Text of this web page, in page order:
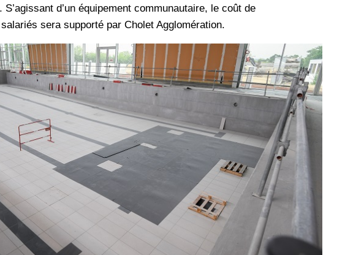
d’un équipement communautaire, le coût de
sera supporté par Cholet Agglomération.